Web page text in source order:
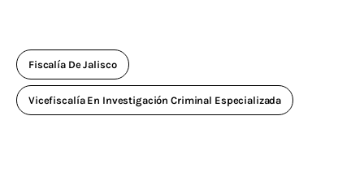
Fiscalía De Jalisco
Vicefiscalía En Investigación Criminal Especializada